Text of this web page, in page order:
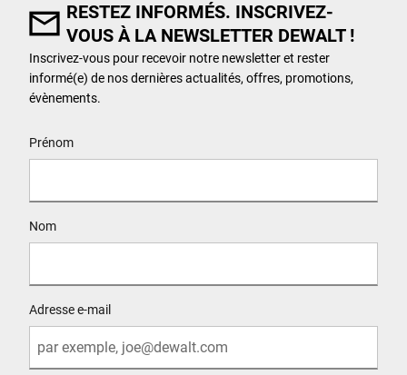
RESTEZ INFORMÉS. INSCRIVEZ-
VOUS À LA NEWSLETTER DEWALT !
Inscrivez-vous pour recevoir notre newsletter et rester
informé(e) de nos dernières actualités, offres, promotions,
évènements.
Prénom
Nom
Adresse e-mail